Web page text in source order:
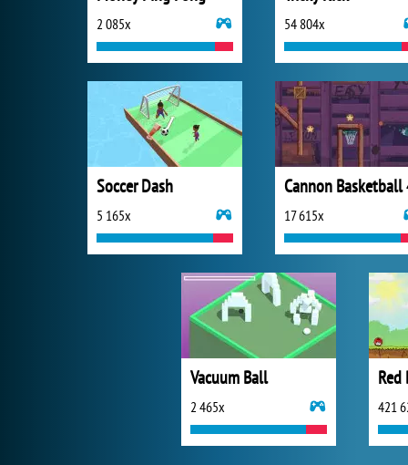
2 085x 54 804x
Soccer Dash
5 165x
Cannon Basketball
17 615x
Vacuum Ball
2 465x 421